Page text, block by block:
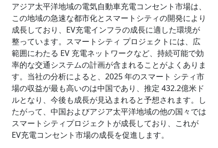
アジア太平洋地域の電気自動車充電コンセント市場は、
この地域の急速な都市化とスマートシティの開発により
成長しており、EV充電インフラの成長に適した環境が
整っています。スマートシティ プロジェクトには、広
範囲にわたる EV 充電ネットワークなど、持続可能で効
率的な交通システムの計画が含まれることがよくありま
す。当社の分析によると、2025 年のスマート シティ市
場の収益が最も高いのは中国であり、推定 432.2億米ド
ルとなり、今後も成長が見込まれると予想されます。し
たがって、中国およびアジア太平洋地域の他の国々では
スマートシティプロジェクトが成長しており、これが
EV充電コンセント市場の成長を促進します。